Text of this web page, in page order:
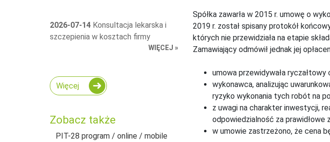
2026-07-14 Konsultacja lekarska i
szczepienia w kosztach firmy
WIĘCEJ »
Więcej
Zobacz także
PIT-28 program / online / mobile
Spółka zawarła w 2015 r. umowę o
2019 r. został spisany protokół
których nie przewidziała na etapie
Zamawiający odmówił jednak jej
umowa przewidywała
wykonawca, analizując
ryzyko wykonania tych robót na
z uwagi na charakter inwestycji,
odpowiedzialność za prawidłowe
w umowie zastrzeżono, że cena